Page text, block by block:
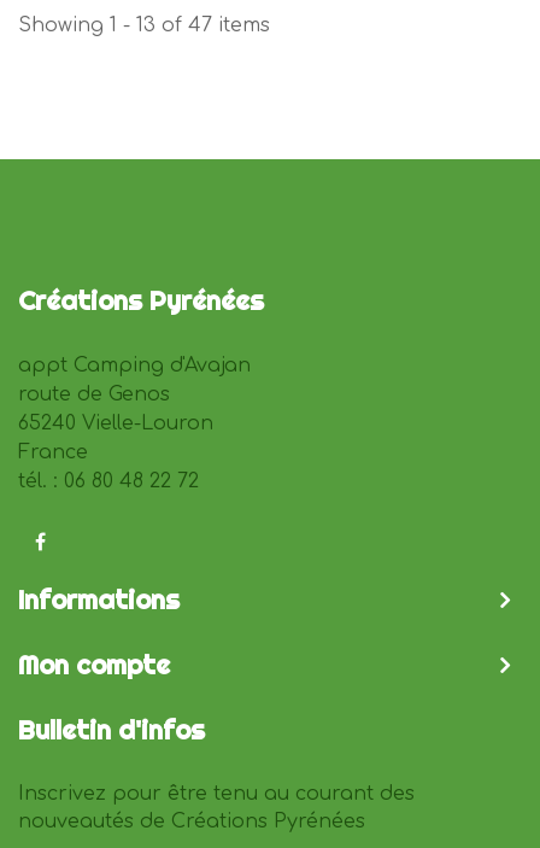
Showing 1 - 13 of 47 items
Créations Pyrénées
appt Camping d'Avajan
route de Genos
65240 Vielle-Louron
France
tél. : 06 80 48 22 72
Informations
Mon compte
Bulletin d'infos
Inscrivez pour être tenu au courant des
nouveautés de Créations Pyrénées